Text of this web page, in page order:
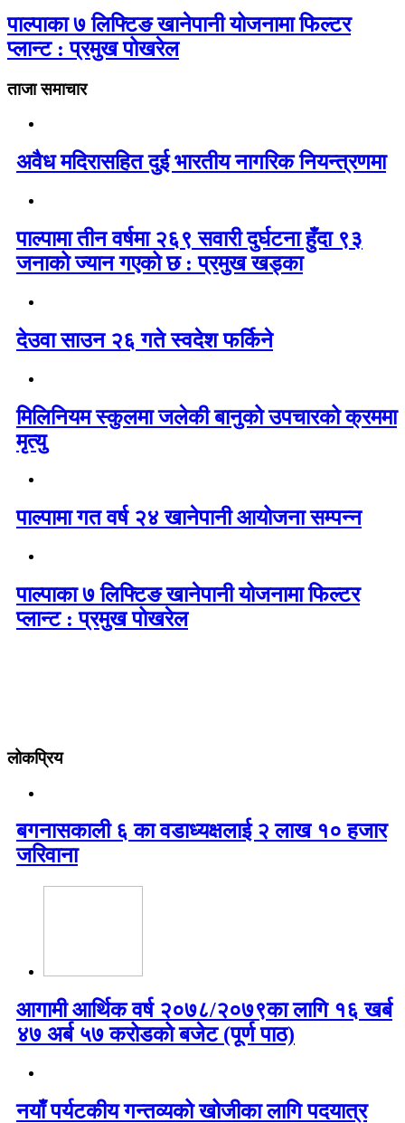
पाल्पाका ७ लिफ्टिङ खानेपानी योजनामा फिल्टर
प्लान्ट : प्रमुख पोखरेल
ताजा समाचार
अवैध मदिरासहित दुई भारतीय नागरिक नियन्त्रणमा
पाल्पामा तीन वर्षमा २६९ सवारी दुर्घटना हुँदा ९३
जनाको ज्यान गएको छ : प्रमुख खड्का
देउवा साउन २६ गते स्वदेश फर्किने
मिलिनियम स्कुलमा जलेकी बानुको उपचारको क्रममा
मृत्यु
पाल्पामा गत वर्ष २४ खानेपानी आयोजना सम्पन्न
पाल्पाका ७ लिफ्टिङ खानेपानी योजनामा फिल्टर
प्लान्ट : प्रमुख पोखरेल
लोकप्रिय
बगनासकाली ६ का वडाध्यक्षलाई २ लाख १० हजार
जरिवाना
आगामी आर्थिक वर्ष २०७८/२०७९का लागि १६ खर्ब
४७ अर्ब ५७ करोडको बजेट (पूर्ण पाठ)
नयाँ पर्यटकीय गन्तव्यको खोजीका लागि पदयात्र